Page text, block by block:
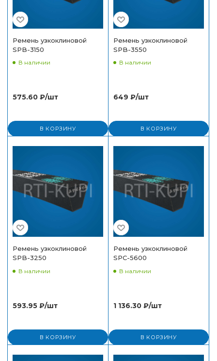
Ремень узкоклиновой
SPB-3150
В наличии
575.60 ₽/шт
В КОРЗИНУ
Ремень узкоклиновой
SPB-3550
В наличии
649 ₽/шт
В КОРЗИНУ
Ремень узкоклиновой
SPB-3250
В наличии
593.95 ₽/шт
В КОРЗИНУ
Ремень узкоклиновой
SPC-5600
В наличии
1 136.30 ₽/шт
В КОРЗИНУ
Спасибо за заказ!
В ближайшее время наш менеджер свяжется с
вами.